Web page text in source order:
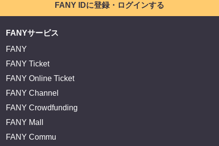
FANY IDに登録・ログインする
FANYサービス
FANY
FANY Ticket
FANY Online Ticket
FANY Channel
FANY Crowdfunding
FANY Mall
FANY Commu